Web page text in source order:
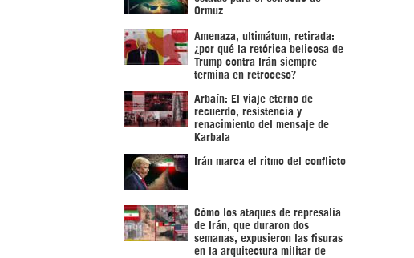
Ormuz
Amenaza, ultimátum, retirada:
¿por qué la retórica belicosa de
Trump contra Irán siempre
termina en retroceso?
Arbaín: El viaje eterno de
recuerdo, resistencia y
renacimiento del mensaje de
Karbala
Irán marca el ritmo del conflicto
Cómo los ataques de represalia
de Irán, que duraron dos
semanas, expusieron las fisuras
en la arquitectura militar de